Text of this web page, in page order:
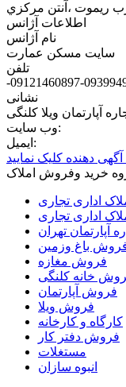
اطلاعات آژانس
نام آژانس
سایت مسکن عمارت
تلفن
-09121460897-
نشانی
آپارتمان ویلا کلنگی
وب سایت:
ایمیل:
آگهی دهنده کلیک نمایید
خرید وفروش املاک
اداری تجاری
اداری تجاری
آپارتمان تهران
باغ وزمین
فروش مغازه
خانه کلنگی
فروش آپارتمان
فروش ویلا
کارگاه و کارخانه
فروش دفتر کار
مستغلات
انبوه سازان